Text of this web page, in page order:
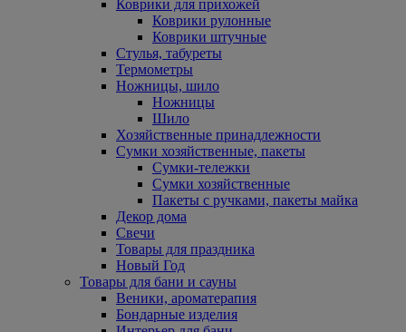
Коврики для прихожей
Коврики рулонные
Коврики штучные
Стулья, табуреты
Термометры
Ножницы, шило
Ножницы
Шило
Хозяйственные принадлежности
Сумки хозяйственные, пакеты
Сумки-тележки
Сумки хозяйственные
Пакеты с ручками, пакеты майка
Декор дома
Свечи
Товары для праздника
Новый Год
Товары для бани и сауны
Веники, ароматерапия
Бондарные изделия